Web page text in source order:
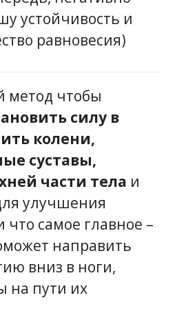
устойчивость и
равновесия)
метод чтобы
силу в
колени,
суставы,
части тела и
улучшения
что самое главное –
направить
вниз в ноги,
на пути их